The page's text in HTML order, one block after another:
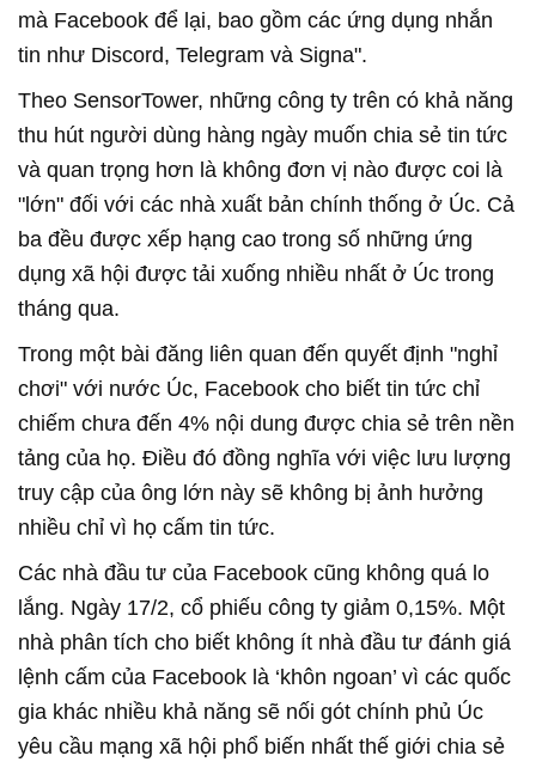
mà Facebook để lại, bao gồm các ứng dụng nhắn
tin như Discord, Telegram và Signa".
Theo SensorTower, những công ty trên có khả năng
thu hút người dùng hàng ngày muốn chia sẻ tin tức
và quan trọng hơn là không đơn vị nào được coi là
"lớn" đối với các nhà xuất bản chính thống ở Úc. Cả
ba đều được xếp hạng cao trong số những ứng
dụng xã hội được tải xuống nhiều nhất ở Úc trong
tháng qua.
Trong một bài đăng liên quan đến quyết định "nghỉ
chơi" với nước Úc, Facebook cho biết tin tức chỉ
chiếm chưa đến 4% nội dung được chia sẻ trên nền
tảng của họ. Điều đó đồng nghĩa với việc lưu lượng
truy cập của ông lớn này sẽ không bị ảnh hưởng
nhiều chỉ vì họ cấm tin tức.
Các nhà đầu tư của Facebook cũng không quá lo
lắng. Ngày 17/2, cổ phiếu công ty giảm 0,15%. Một
nhà phân tích cho biết không ít nhà đầu tư đánh giá
lệnh cấm của Facebook là ‘khôn ngoan’ vì các quốc
gia khác nhiều khả năng sẽ nối gót chính phủ Úc
yêu cầu mạng xã hội phổ biến nhất thế giới chia sẻ